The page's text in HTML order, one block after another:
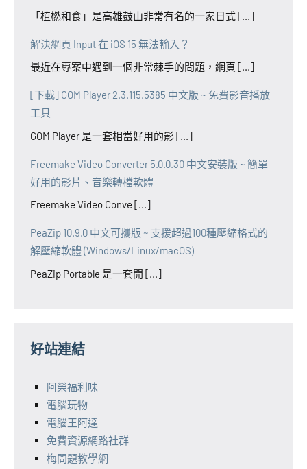
「植橪和食」是高雄鼓山非常有名的一家日式 [...]
解決網頁 Input 在 iOS 15 無法輸入？
最近在專案中遇到一個非常棘手的問題，網頁 [...]
[下載] GOM Player 2.3.115.5385 中文版 ~ 免費影音播放
工具
GOM Player 是一套相當好用的影 [...]
Freemake Video Converter 5.0.0.30 中文安裝版 ~ 簡單
好用的影片、音樂轉檔軟體
Freemake Video Conve [...]
PeaZip 10.9.0 中文可攜版 ~ 支援超過100種壓縮格式的
解壓縮軟體 (Windows/Linux/macOS)
PeaZip Portable 是一套開 [...]
好站連結
阿榮福利味
電腦玩物
電腦王阿達
免費資源網路社群
梅問題教學網